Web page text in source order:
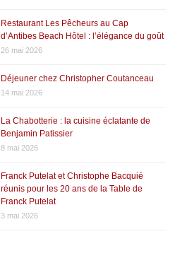
Restaurant Les Pêcheurs au Cap
d’Antibes Beach Hôtel : l’élégance du goût
26 mai 2026
Déjeuner chez Christopher Coutanceau
14 mai 2026
La Chabotterie : la cuisine éclatante de
Benjamin Patissier
8 mai 2026
Franck Putelat et Christophe Bacquié
réunis pour les 20 ans de la Table de
Franck Putelat
3 mai 2026